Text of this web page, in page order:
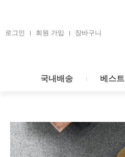
츠로그인 회원 가입 장바구니
국내배송 베스트